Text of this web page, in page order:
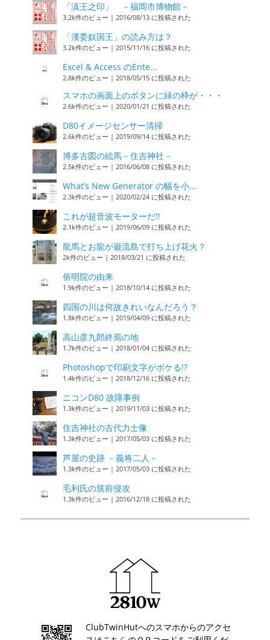
「滇王之印」 －福岡市博物館－
3.2k件のビュー | 2016/08/13 に投稿された
「漢委奴国王」の読み方は？
3.2k件のビュー | 2015/11/16 に投稿された
Excel & Access のEnte...
2.8k件のビュー | 2018/05/15 に投稿された
スマホの画面上のボタンに緑の枠が・・・
2.6k件のビュー | 2020/01/21 に投稿された
D80イメージセンサー清掃
2.6k件のビュー | 2019/09/14 に投稿された
博多古図の絵馬－住吉神社－
2.5k件のビュー | 2016/06/08 に投稿された
What’s New Generator の幅を小...
2.3k件のビュー | 2020/02/24 に投稿された
これが超音波モーターだ!!
2.1k件のビュー | 2019/06/09 に投稿された
龍馬とお龍が巌流島で打ち上げ花火？
2k件のビュー | 2018/03/21 に投稿された
俗明院の由来
1.9k件のビュー | 2018/10/14 に投稿された
四国の川は何故きれいなんだろう？
1.8k件のビュー | 2019/04/09 に投稿された
高山彦九郎終焉の地
1.7k件のビュー | 2018/01/04 に投稿された
Photoshopで印刷文字がボケる!?
1.4k件のビュー | 2018/12/16 に投稿された
ニコンD80 故障事例
1.3k件のビュー | 2019/11/03 に投稿された
住吉神社の古代力士像
1.3k件のビュー | 2017/05/03 に投稿された
芦屋の史跡 －義将二人－
1.3k件のビュー | 2017/05/03 に投稿された
毛利氏の筑前侵攻
1.3k件のビュー | 2016/12/18 に投稿された
ClubTwinHutへのスマホからのアクセ